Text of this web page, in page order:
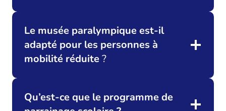
Le musée paralympique est-il
adapté pour les personnes à
mobilité réduite?
Qu’est-ce que le programme de